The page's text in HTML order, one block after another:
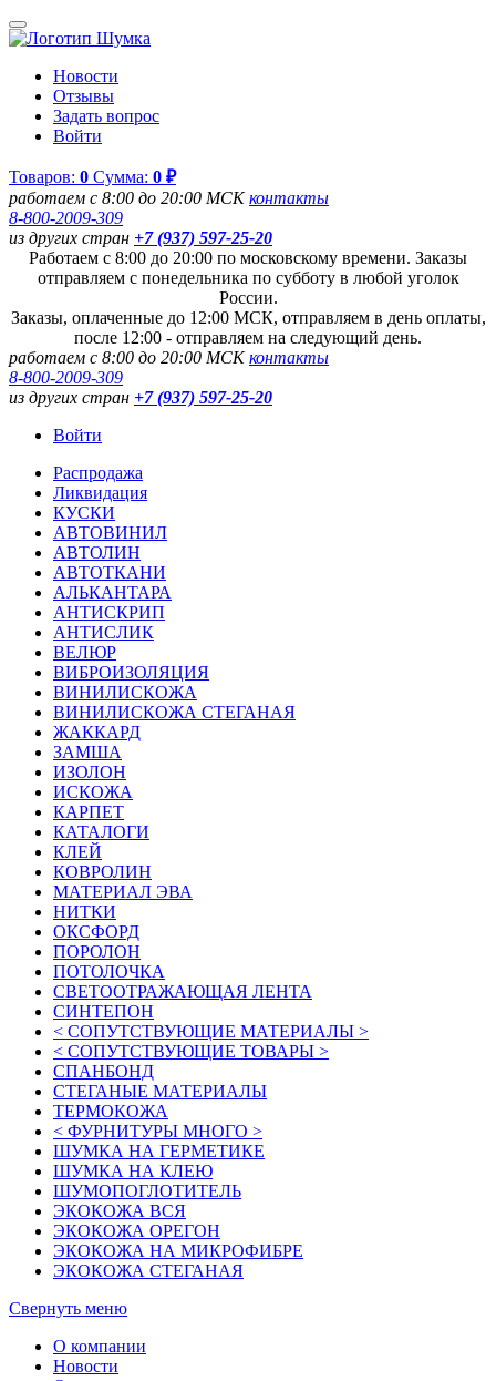
Новости
Отзывы
Задать вопрос
Войти
Товаров: 0 Сумма: 0 ₽
работаем с 8:00 до 20:00 МСКконтакты
8-800-2009-309
из других стран +7 (937) 597-25-20
Работаем с 8:00 до 20:00 по московскому времени. Заказы
отправляем с понедельника по субботу в любой уголок
России.
Заказы, оплаченные до 12:00 МСК, отправляем в день оплаты,
после 12:00 - отправляем на следующий день.
работаем с 8:00 до 20:00 МСКконтакты
8-800-2009-309
из других стран +7 (937) 597-25-20
Войти
Распродажа
Ликвидация
КУСКИ
АВТОВИНИЛ
АВТОЛИН
АВТОТКАНИ
АЛЬКАНТАРА
АНТИСКРИП
АНТИСЛИК
ВЕЛЮР
ВИБРОИЗОЛЯЦИЯ
ВИНИЛИСКОЖА
ВИНИЛИСКОЖА СТЕГАНАЯ
ЖАККАРД
ЗАМША
ИЗОЛОН
ИСКОЖА
КАРПЕТ
КАТАЛОГИ
КЛЕЙ
КОВРОЛИН
МАТЕРИАЛ ЭВА
НИТКИ
ОКСФОРД
ПОРОЛОН
ПОТОЛОЧКА
СВЕТООТРАЖАЮЩАЯ ЛЕНТА
СИНТЕПОН
< СОПУТСТВУЮЩИЕ МАТЕРИАЛЫ >
< СОПУТСТВУЮЩИЕ ТОВАРЫ >
СПАНБОНД
СТЕГАНЫЕ МАТЕРИАЛЫ
ТЕРМОКОЖА
< ФУРНИТУРЫ МНОГО >
ШУМКА НА ГЕРМЕТИКЕ
ШУМКА НА КЛЕЮ
ШУМОПОГЛОТИТЕЛЬ
ЭКОКОЖА ВСЯ
ЭКОКОЖА ОРЕГОН
ЭКОКОЖА НА МИКРОФИБРЕ
ЭКОКОЖА СТЕГАНАЯ
Свернуть меню
О компании
Новости